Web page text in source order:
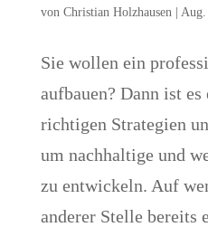
von Christian Holzhausen
Sie wollen ein
aufbauen? Dann ist
richtigen Strategien
um nachhaltige und
zu entwickeln. Auf
anderer Stelle bereits